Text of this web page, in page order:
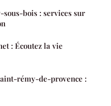
bois : services sur
: Écoutez la vie
rémy-de-provence :